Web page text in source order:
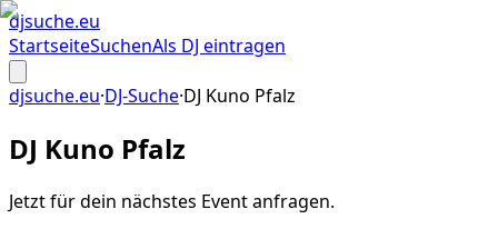
djsuche.eu
StartseiteSuchenAls DJ eintragen
djsuche.eu·DJ-Suche·DJ Kuno Pfalz
DJ Kuno Pfalz
Jetzt für dein nächstes Eventanfragen.